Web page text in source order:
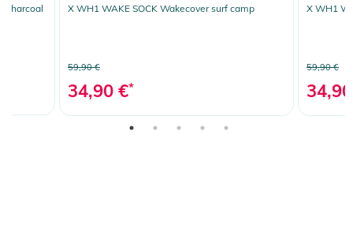
charcoal X WH1 WAKE SOCK Wakecover surf camp
59,90 €
34,90 €*
X WH1
59,90 €